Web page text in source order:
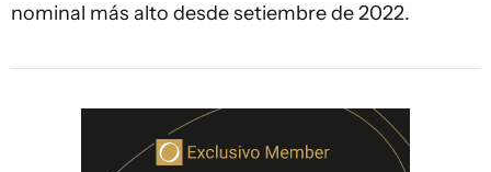
nominal más alto desde setiembre de 2022.